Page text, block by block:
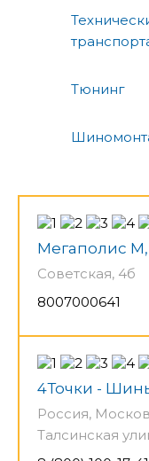
Тюнинг
Мегаполис М,
Советская, 4б
8007000641
4Точки -
Россия,
Талсинская